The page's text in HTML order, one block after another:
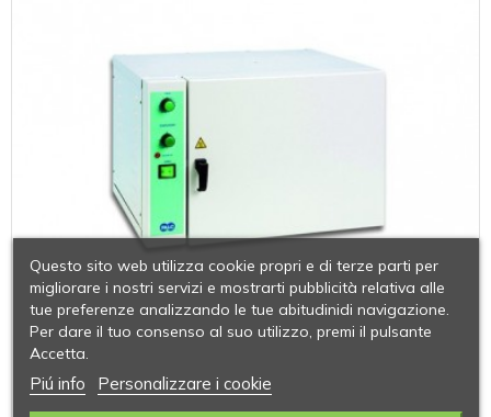
Questo sito web utilizza cookie propri e di terze parti per
migliorare i nostri servizi e mostrarti pubblicità relativa alle
tue preferenze analizzando le tue abitudinidi navigazione.
Per dare il tuo consenso al suo utilizzo, premi il pulsante
Accetta.
Piú info Personalizzare i cookie